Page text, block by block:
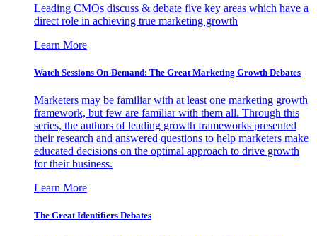
Leading CMOs discuss & debate five key areas which have a
direct role in achieving true marketing growth
Learn More
Watch Sessions On-Demand: The Great Marketing Growth Debates
Marketers may be familiar with at least one marketing growth
framework, but few are familiar with them all. Through this
series, the authors of leading growth frameworks presented
their research and answered questions to help marketers make
educated decisions on the optimal approach to drive growth
for their business.
Learn More
The Great Identifiers Debates